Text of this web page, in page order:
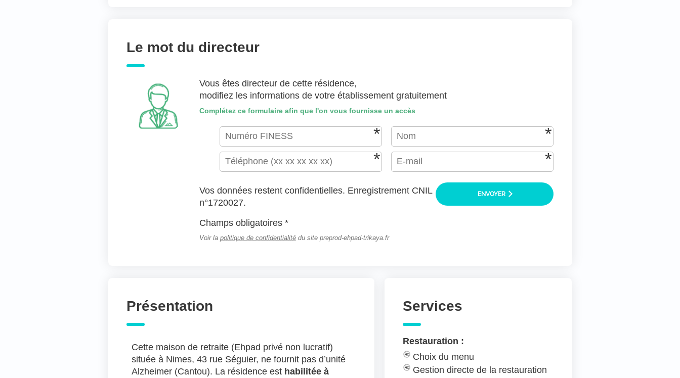
J'accepte les CGU (https://www.preprod-ehpad-trikaya.fr/politique-de-confidentialite/)
ENVOYER
Le mot du directeur
Vous êtes directeur de cette résidence,
modifiez les informations de votre établissement gratuitement
Complétez ce formulaire afin que l'on vous fournisse un accès
ENVOYER
Vos données restent confidentielles. Enregistrement CNIL
n°1720027.
Champs obligatoires *
Voir la politique de confidentialitédu site preprod-ehpad-trikaya.fr
Présentation
Cette maison de retraite (Ehpad privé non lucratif)
située à Nimes, 43 rue Séguier, ne fournit pas d’unité
Alzheimer (Cantou). La résidence est habilitée à
Services
Restauration :
Choix du menu
Gestion directe de la restauration